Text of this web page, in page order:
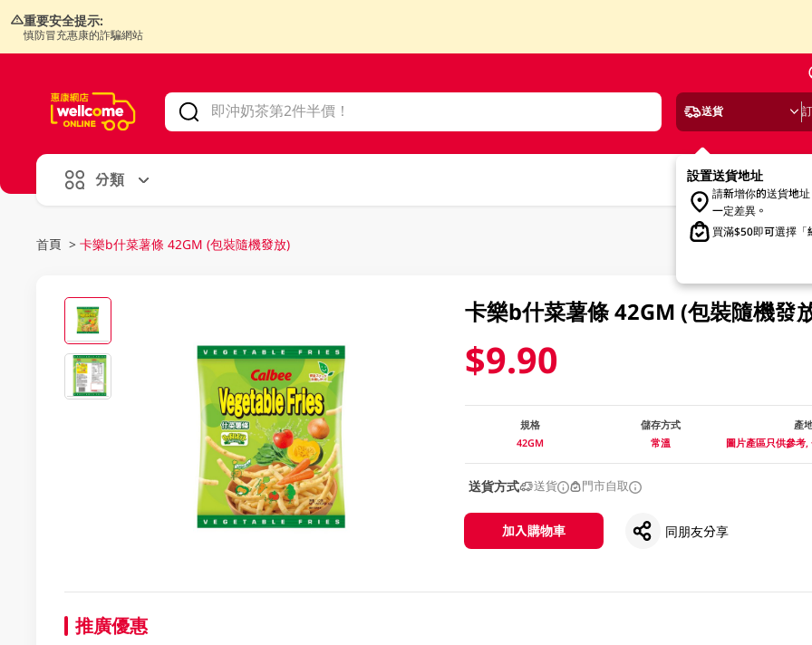
重要安全提示:
慎防冒充惠康的詐騙網站
送貨
設置送貨地址
請新增你的送貨地
一定差異。
買滿$50即可選擇「
分類
首頁 > 卡樂b什菜薯條 42GM (包裝隨機發放)
卡樂b什菜薯條 42GM (包裝隨機發
$9.90
規格
42GM
儲存方式
常溫
產
圖片產區只供參考
送貨方式 送貨 門市自取
加入購物車 同朋友分享
推廣優惠